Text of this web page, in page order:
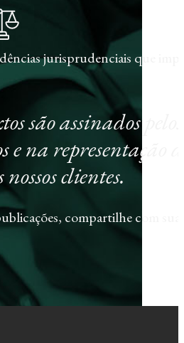
jurisprudenciais que
são assinados
e na representação
nossos clientes.
compartilhe com